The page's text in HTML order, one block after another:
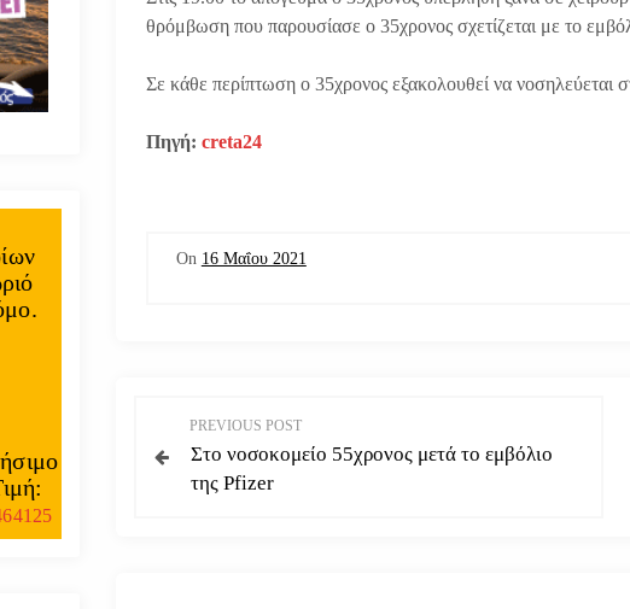
θρόμβωση που παρουσίασε ο 35χρονος σχετίζεται με το
Σε κάθε περίπτωση ο 35χρονος εξακολουθεί να
Πηγή:creta24
On 16 Μαΐου 2021
λ
PREVIOUS POST
Στο νοσοκομείο 55χρονος μετά το εμβόλιο
της Pfizer